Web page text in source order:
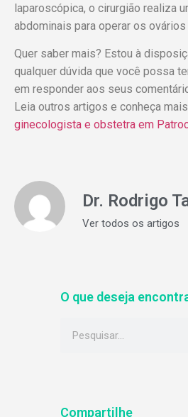
laparoscópica, o cirurgião realiza
abdominais para operar os ovários
Quer saber mais? Estou à
qualquer dúvida que você possa
em responder aos seus
Leia outros artigos e conheça
ginecologista e obstetra em
Dr. Rodrigo
Ver todos os artigos
O que deseja
Compartilhe